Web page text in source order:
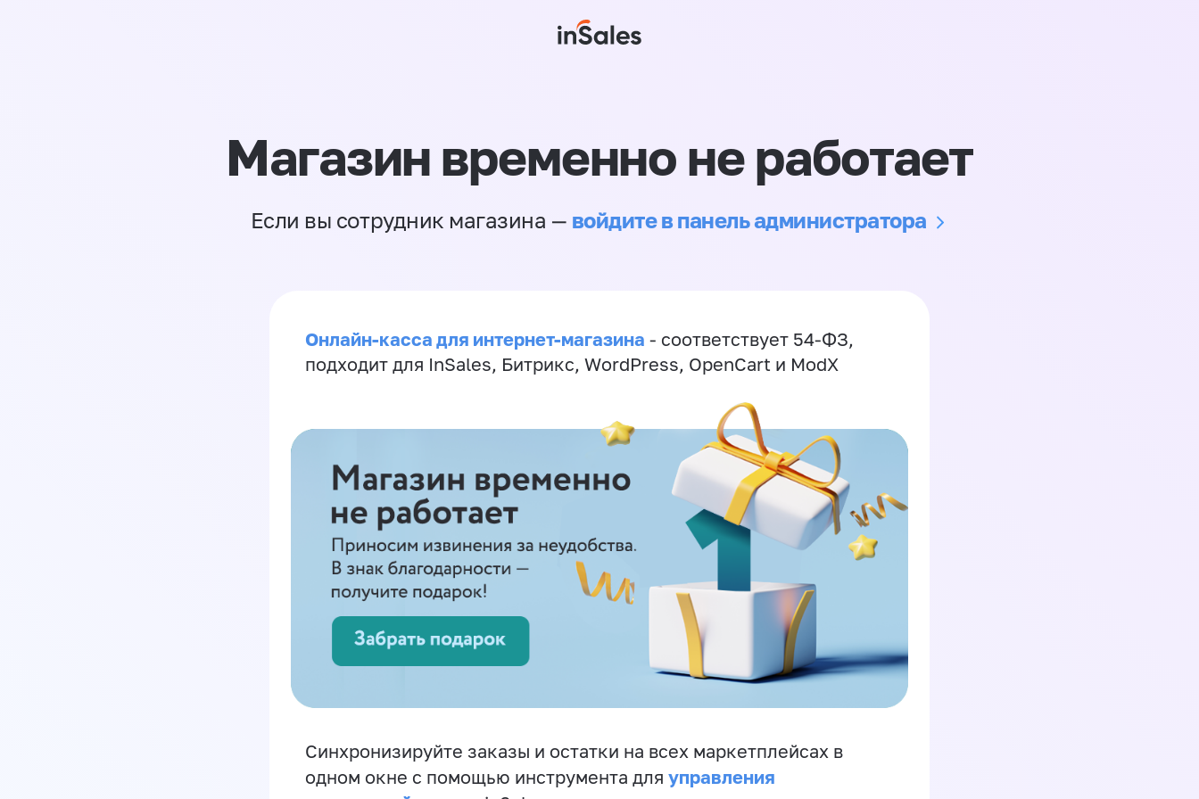
Магазин временно не работает
Если вы сотрудник магазина — войдите в панель администратора
Онлайн-касса для интернет-магазина - соответствует 54-ФЗ,
подходит для InSales, Битрикс, WordPress, OpenCart и ModX
Синхронизируйте заказы и остатки на всех маркетплейсах в
одном окне с помощью инструмента для управления